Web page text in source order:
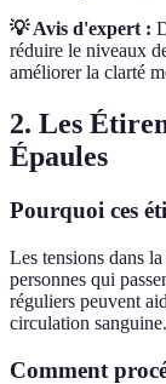
💡 Avis d'expert :
réduire le niveaux
améliorer la clarté
2. Les
Épaules
Pourquoi ces
Les tensions dans
personnes qui
réguliers peuvent
circulation sanguine.
Comment